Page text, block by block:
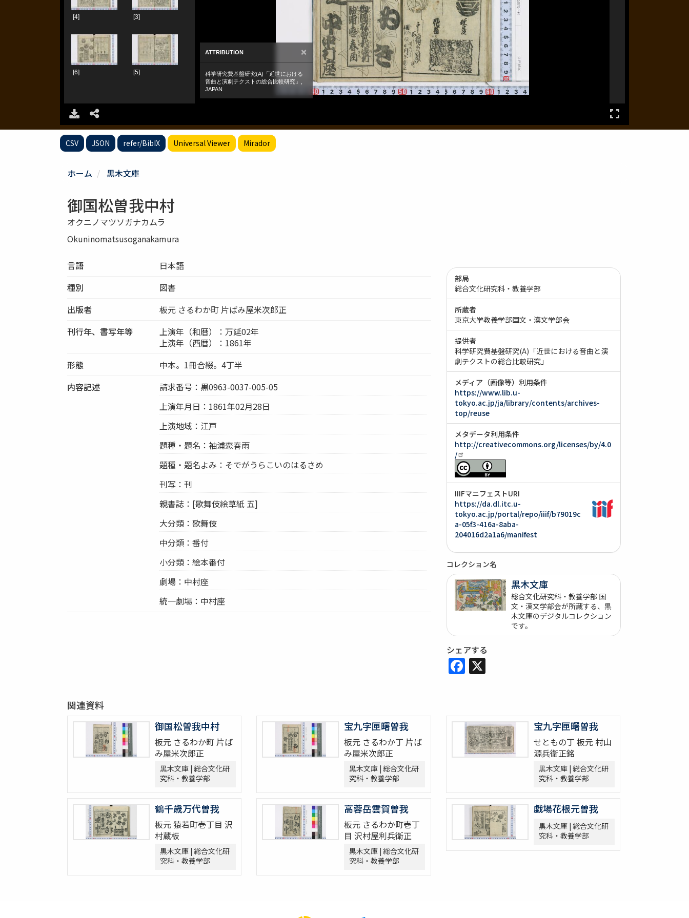
CSV JSON refer/BibIX Universal Viewer Mirador
ホーム 黒木文庫
御国松曽我中村
オクニノマツソガナカムラ
Okuninomatsusoganakamura
言語
日本語
種別
図書
出版者
板元 さるわか町 片ばみ屋米次郎正
刊行年、書写年等
上演年（和暦）：万延02年
上演年（西暦）：1861年
形態
中本。1冊合綴。4丁半
内容記述
請求番号：黒0963-0037-005-05
上演年月日：1861年02月28日
上演地域：江戸
題種・題名：袖浦恋春雨
題種・題名よみ：そでがうらこいのはるさめ
刊写：刊
親書誌：[歌舞伎絵草紙 五]
大分類：歌舞伎
中分類：番付
小分類：絵本番付
劇場：中村座
統一劇場：中村座
部局
総合文化研究科・教養学部
所蔵者
東京大学教養学部国文・漢文学部会
提供者
科学研究費基盤研究(A)「近世における音曲と演
劇テクストの総合比較研究」
メディア（画像等）利用条件
https://www.lib.u-
tokyo.ac.jp/ja/library/contents/archives-
top/reuse
メタデータ利用条件
http://creativecommons.org/licenses/by/4.0
/
IIIFマニフェストURI
https://da.dl.itc.u-
tokyo.ac.jp/portal/repo/iiif/b79019c
a-05f3-416a-8aba-
204016d2a1a6/manifest
コレクション名
黒木文庫
総合文化研究科・教養学部 国
文・漢文学部会が所蔵する、黒
木文庫のデジタルコレクション
です。
シェアする
Facebook
X
関連資料
御国松曽我中村
板元 さるわか町 片ば
み屋米次郎正
黒木文庫 | 総合文化研
究科・教養学部
宝九字匣曙曽我
板元 さるわか丁 片ば
み屋米次郎正
黒木文庫 | 総合文化研
究科・教養学部
宝九字匣曙曽我
せともの丁 板元 村山
源兵衛正銘
黒木文庫 | 総合文化研
究科・教養学部
鶴千歳万代曽我
板元 猿若町壱丁目 沢
村蔵板
黒木文庫 | 総合文化研
究科・教養学部
高蓉岳雲賀曽我
板元 さるわか町壱丁
目 沢村屋利兵衛正
黒木文庫 | 総合文化研
究科・教養学部
戯場花根元曽我
黒木文庫 | 総合文化研
究科・教養学部